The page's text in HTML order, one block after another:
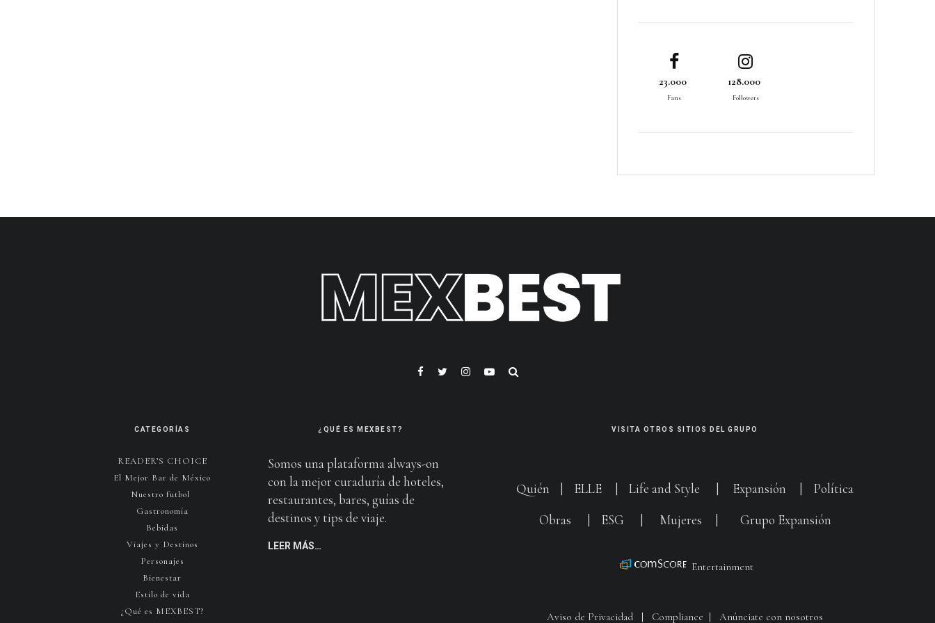
23.000
Fans
128.000
Followers
CATEGORÍAS
READER’S CHOICE
El Mejor Bar de México
Nuestro futbol
Gastronomía
Bebidas
Viajes y Destinos
Personajes
Bienestar
Estilo de vida
¿Qué es MEXBEST?
¿QUÉ ES MEXBEST?
Somos una plataforma always-on
con la mejor curaduría de hoteles,
restaurantes, bares, guías de
destinos y tips de viaje.
LEER MÁS…
VISITA OTROS SITIOS DEL GRUPO
Quién ELLE Life and Style Expansión
Política
Obras
ESG Mujeres Grupo Expansión
Entertainment
Aviso de Privacidad | Compliance | Anúnciate con nosotros